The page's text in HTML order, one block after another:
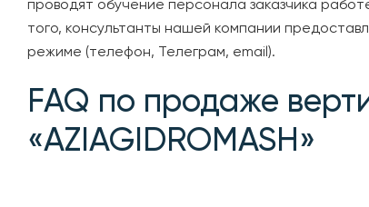
проводят обучение персонала заказчика
того, консультанты нашей компании
режиме (телефон, Телеграм, email).
FAQ по продаже
«AZIAGIDROMASH»